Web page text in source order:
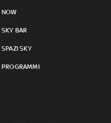
NOW
SKY BAR
SPAZI SKY
PROGRAMMI